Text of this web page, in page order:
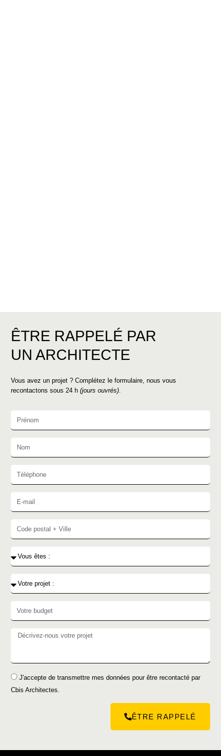
ÊTRE RAPPELÉ PAR
UN ARCHITECTE
Vous avez un projet ? Complétez le formulaire, nous vous
recontactons sous 24 h(jours ouvrés).
J'accepte de transmettre mes données pour être recontacté par
Cbis Architectes.
ÊTRE RAPPELÉ